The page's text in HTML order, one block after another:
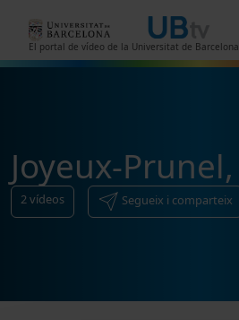
El portal de vídeo de la Universitat de Barcelona
Joyeux-
2vídeos Segueix i comparteix